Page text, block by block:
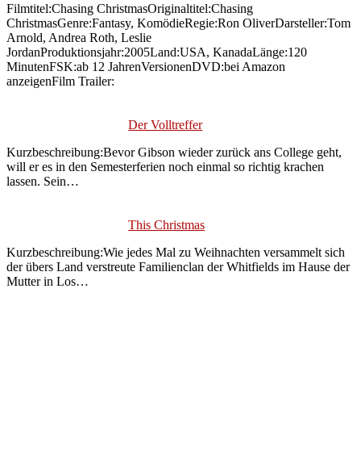
Filmtitel:Chasing ChristmasOriginaltitel:Chasing
ChristmasGenre:Fantasy, KomödieRegie:Ron OliverDarsteller:Tom
Arnold, Andrea Roth, Leslie
JordanProduktionsjahr:2005Land:USA, KanadaLänge:120
MinutenFSK:ab 12 JahrenVersionenDVD:bei Amazon
anzeigenFilm Trailer:
Der Volltreffer
Kurzbeschreibung:Bevor Gibson wieder zurück ans College geht,
will er es in den Semesterferien noch einmal so richtig krachen
lassen. Sein…
This Christmas
Kurzbeschreibung:Wie jedes Mal zu Weihnachten versammelt sich
der übers Land verstreute Familienclan der Whitfields im Hause der
Mutter in Los…